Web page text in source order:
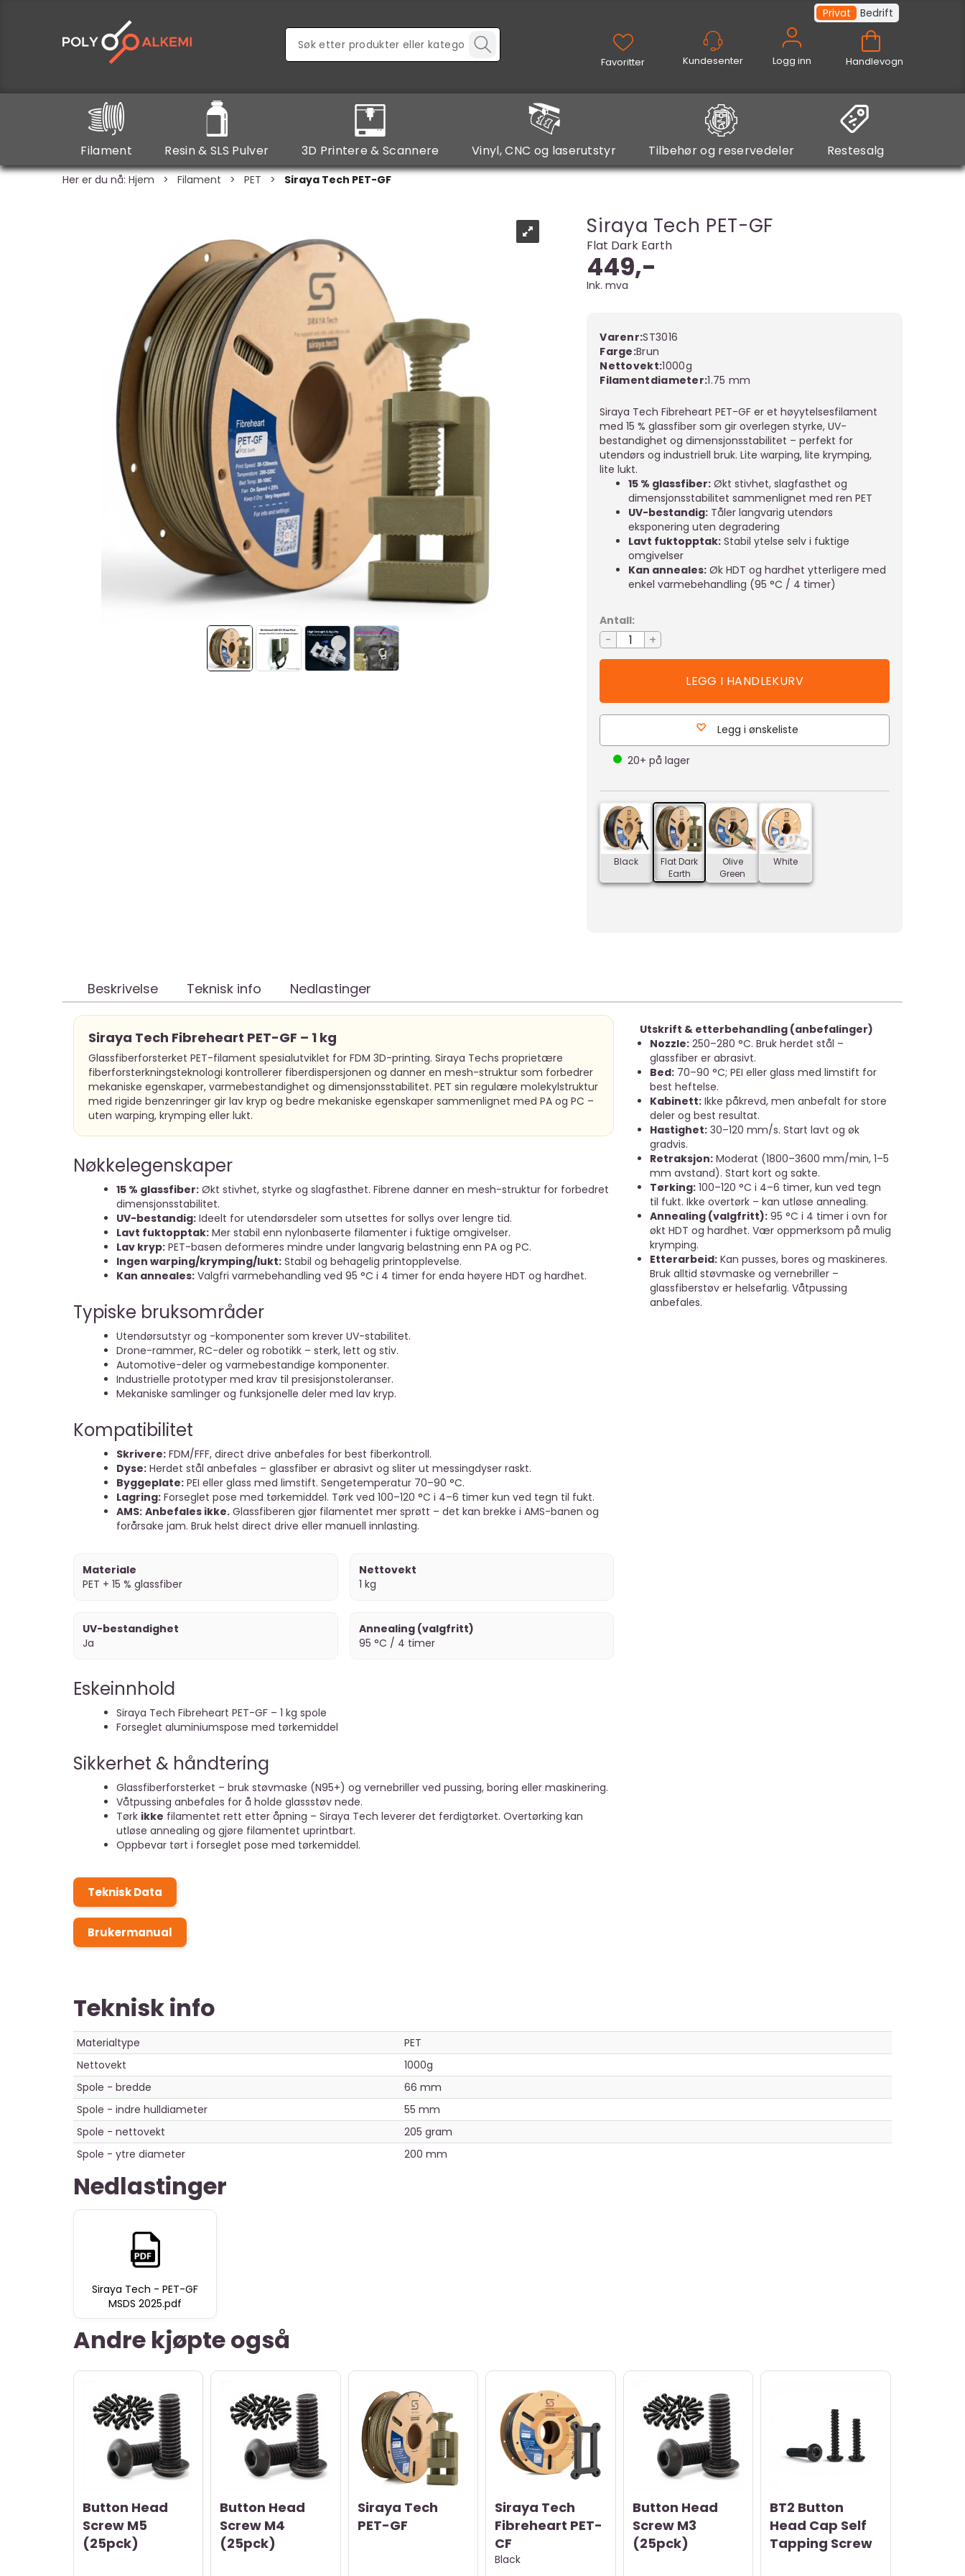
Logg inn
Privat Bedrift
Handlevogn
Filament Resin & SLS Pulver 3D Printere & Scannere Vinyl, CNC og laserutstyr Tilbehør og reservedeler Restesalg
Her er du nå: Hjem > Filament > PET > Siraya Tech PET-GF
Siraya Tech PET-GF
Flat Dark Earth
449,-
Ink. mva
Varenr:ST3016
Farge Brun
Nettovekt 1000g
Filamentdiameter 1.75 mm
Siraya Tech Fibreheart PET-GF er et høyytelsesfilament
med 15 % glassfiber som gir overlegen styrke, UV-
bestandighet og dimensjonsstabilitet – perfekt for
utendørs og industriell bruk. Lite warping, lite krymping,
lite lukt.
15 % glassfiber: Økt stivhet, slagfasthet og
dimensjonsstabilitet sammenlignet med ren PET
UV-bestandig: Tåler langvarig utendørs
eksponering uten degradering
Lavt fuktopptak: Stabil ytelse selv i fuktige
omgivelser
Kan anneales: Øk HDT og hardhet ytterligere med
enkel varmebehandling (95 °C / 4 timer)
Black
Flat Dark
Earth
Olive
Green
White
Antall:
- +
Legg i ønskeliste
20+ på lager
Beskrivelse Teknisk info Nedlastinger
Siraya Tech Fibreheart PET-GF – 1 kg
Glassfiberforsterket PET-filament spesialutviklet for FDM 3D-printing. Siraya Techs proprietære
fiberforsterkningsteknologi kontrollerer fiberdispersjonen og danner en mesh-struktur som forbedrer
mekaniske egenskaper, varmebestandighet og dimensjonsstabilitet. PET sin regulære molekylstruktur
med rigide benzenringer gir lav kryp og bedre mekaniske egenskaper sammenlignet med PA og PC –
uten warping, krymping eller lukt.
Nøkkelegenskaper
15 % glassfiber: Økt stivhet, styrke og slagfasthet. Fibrene danner en mesh-struktur for forbedret
dimensjonsstabilitet.
UV-bestandig: Ideelt for utendørsdeler som utsettes for sollys over lengre tid.
Lavt fuktopptak: Mer stabil enn nylonbaserte filamenter i fuktige omgivelser.
Lav kryp: PET-basen deformeres mindre under langvarig belastning enn PA og PC.
Ingen warping/krymping/lukt: Stabil og behagelig printopplevelse.
Kan anneales: Valgfri varmebehandling ved 95 °C i 4 timer for enda høyere HDT og hardhet.
Typiske bruksområder
Utendørsutstyr og -komponenter som krever UV-stabilitet.
Drone-rammer, RC-deler og robotikk – sterk, lett og stiv.
Automotive-deler og varmebestandige komponenter.
Industrielle prototyper med krav til presisjonstoleranser.
Mekaniske samlinger og funksjonelle deler med lav kryp.
Kompatibilitet
Skrivere: FDM/FFF, direct drive anbefales for best fiberkontroll.
Dyse: Herdet stål anbefales – glassfiber er abrasivt og sliter ut messingdyser raskt.
Byggeplate: PEI eller glass med limstift. Sengetemperatur 70–90 °C.
Lagring: Forseglet pose med tørkemiddel. Tørk ved 100–120 °C i 4–6 timer kun ved tegn til fukt.
AMS: Anbefales ikke. Glassfiberen gjør filamentet mer sprøtt – det kan brekke i AMS-banen og
forårsake jam. Bruk helst direct drive eller manuell innlasting.
Materiale
PET + 15 % glassfiber
Nettovekt
1 kg
UV-bestandighet
Ja
Annealing (valgfritt)
95 °C / 4 timer
Eskeinnhold
Siraya Tech Fibreheart PET-GF – 1 kg spole
Forseglet aluminiumspose med tørkemiddel
Sikkerhet & håndtering
Glassfiberforsterket – bruk støvmaske (N95+) og vernebriller ved pussing, boring eller maskinering.
Våtpussing anbefales for å holde glassstøv nede.
Tørk ikke filamentet rett etter åpning – Siraya Tech leverer det ferdigtørket. Overtørking kan
utløse annealing og gjøre filamentet uprintbart.
Oppbevar tørt i forseglet pose med tørkemiddel.
Teknisk Data
Brukermanual
Utskrift & etterbehandling (anbefalinger)
Nozzle: 250–280 °C. Bruk herdet stål –
glassfiber er abrasivt.
Bed: 70–90 °C; PEI eller glass med limstift for
best heftelse.
Kabinett: Ikke påkrevd, men anbefalt for store
deler og best resultat.
Hastighet: 30–120 mm/s. Start lavt og øk
gradvis.
Retraksjon: Moderat (1800–3600 mm/min, 1–5
mm avstand). Start kort og sakte.
Tørking: 100–120 °C i 4–6 timer, kun ved tegn
til fukt. Ikke overtørk – kan utløse annealing.
Annealing (valgfritt): 95 °C i 4 timer i ovn for
økt HDT og hardhet. Vær oppmerksom på mulig
krymping.
Etterarbeid: Kan pusses, bores og maskineres.
Bruk alltid støvmaske og vernebriller –
glassfiberstøv er helsefarlig. Våtpussing
anbefales.
Teknisk info
Materialtype
PET
Nettovekt
1000g
Spole - bredde
66 mm
Spole - indre hulldiameter
55 mm
Spole - nettovekt
205 gram
Spole - ytre diameter
200 mm
Nedlastinger
Siraya Tech - PET-GF
MSDS 2025.pdf
Andre kjøpte også
Button Head
Screw M5
(25pck)
Button Head
Screw M4
(25pck)
Siraya Tech
PET-GF
Siraya Tech
Fibreheart PET-
CF
Black
Button Head
Screw M3
(25pck)
BT2 Button
Head Cap Self
Tapping Screw